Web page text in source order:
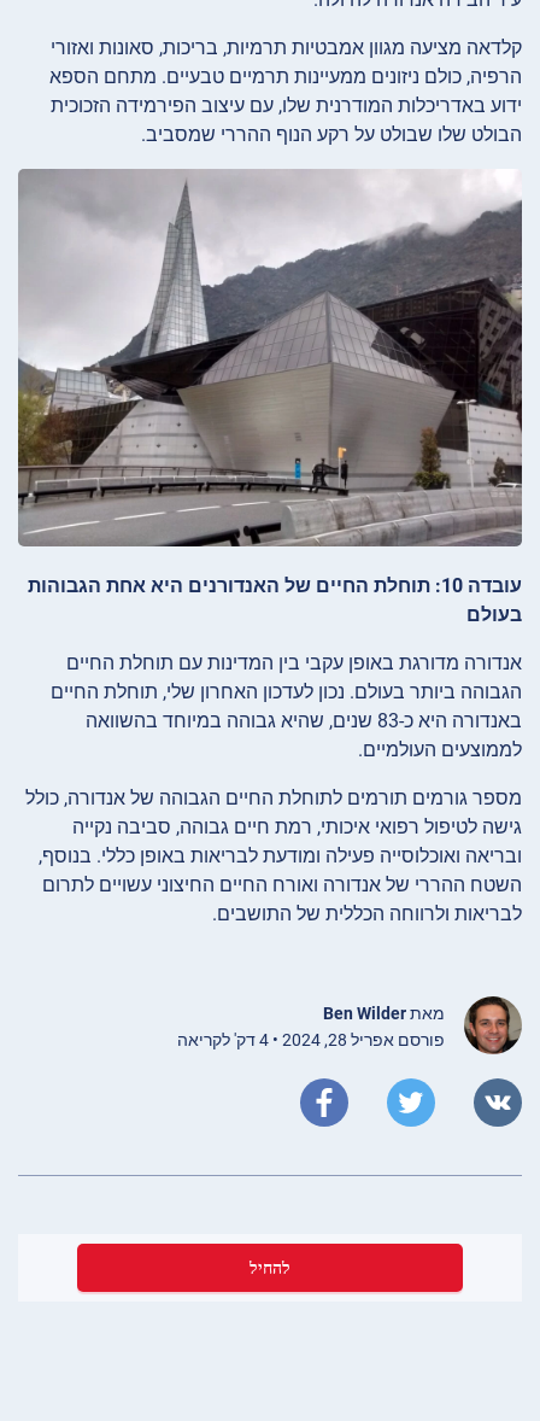
קלדאה מציעה מגוון אמבטיות תרמיות, בריכות, סאונות ואזורי
הרפיה, כולם ניזונים ממעיינות תרמיים טבעיים. מתחם הספא
ידוע באדריכלות המודרנית שלו, עם עיצוב הפירמידה הזכוכית
הבולט שלו שבולט על רקע הנוף ההררי שמסביב.
עובדה 10: תוחלת החיים של האנדורנים היא אחת הגבוהות
בעולם
אנדורה מדורגת באופן עקבי בין המדינות עם תוחלת החיים
הגבוהה ביותר בעולם. נכון לעדכון האחרון שלי, תוחלת החיים
באנדורה היא כ-83 שנים, שהיא גבוהה במיוחד בהשוואה
לממוצעים העולמיים.
מספר גורמים תורמים לתוחלת החיים הגבוהה של אנדורה, כולל
גישה לטיפול רפואי איכותי, רמת חיים גבוהה, סביבה נקייה
ובריאה ואוכלוסייה פעילה ומודעת לבריאות באופן כללי. בנוסף,
השטח ההררי של אנדורה ואורח החיים החיצוני עשויים לתרום
לבריאות ולרווחה הכללית של התושבים.
מאתBen Wilder
פורסם אפריל 28, 2024 • 4 דק' לקריאה
להחיל